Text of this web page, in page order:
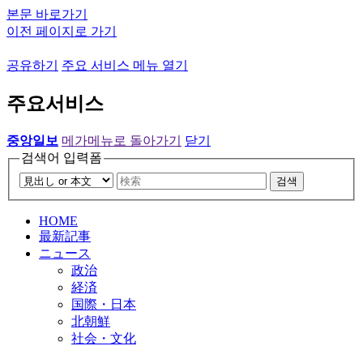
본문 바로가기
이전 페이지로 가기
공유하기 주요 서비스 메뉴 열기
주요서비스
중앙일보 메가메뉴로 돌아가기
닫기
검색어 입력폼
검색
HOME
最新記事
ニュース
政治
経済
国際・日本
北朝鮮
社会・文化